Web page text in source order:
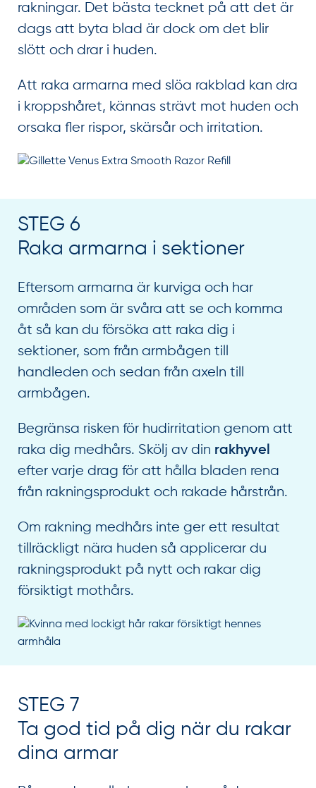
rakningar. Det bästa tecknet på att det är
dags att byta blad är dock om det blir
slött och drar i huden.
Att raka armarna med slöa rakblad kan dra
i kroppshåret, kännas strävt mot huden och
orsaka fler rispor, skärsår och irritation.
STEG 6
Raka armarna i sektioner
Eftersom armarna är kurviga och har
områden som är svåra att se och komma
åt så kan du försöka att raka dig i
sektioner, som från armbågen till
handleden och sedan från axeln till
armbågen.
Begränsa risken för hudirritation genom att
raka dig medhårs. Skölj av din rakhyvel
efter varje drag för att hålla bladen rena
från rakningsprodukt och rakade hårstrån.
Om rakning medhårs inte ger ett resultat
tillräckligt nära huden så applicerar du
rakningsprodukt på nytt och rakar dig
försiktigt mothårs.
STEG 7
Ta god tid på dig när du rakar
dina armar